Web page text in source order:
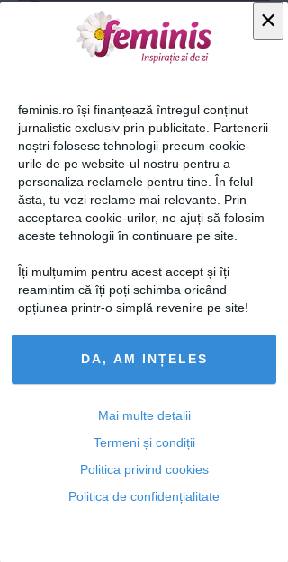
×
feminis.ro își finanțează întregul conținut
jurnalistic exclusiv prin publicitate. Partenerii
noștri folosesc tehnologii precum cookie-
urile de pe website-ul nostru pentru a
personaliza reclamele pentru tine. În felul
ăsta, tu vezi reclame mai relevante. Prin
acceptarea cookie-urilor, ne ajuți să folosim
aceste tehnologii în continuare pe site.
Îți mulțumim pentru acest accept și îți
reamintim că îți poți schimba oricând
opțiunea printr-o simplă revenire pe site!
DA, AM INȚELES
Mai multe detalii
Termeni și condiții
Politica privind cookies
Politica de confidențialitate
loading...
Articolul următor
si pe FACEBOOK
Articole similare